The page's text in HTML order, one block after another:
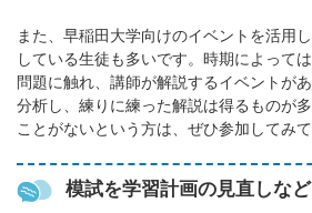
また、早稲田大学向けのイベントを活用
している生徒も多いです。時期によって
問題に触れ、講師が解説するイベントが
分析し、練りに練った解説は得るものが
ことがないという方は、ぜひ参加してみて
模試を学習計画の見直しな